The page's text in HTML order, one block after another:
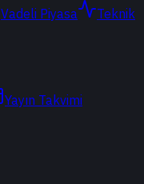
Vadeli Piyasa
Teknik
Yayın Takvimi